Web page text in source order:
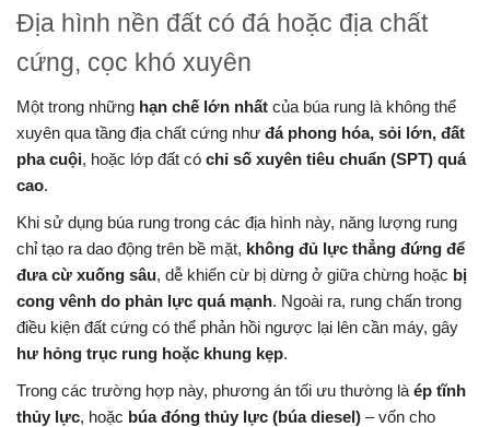
Địa hình nền đất có đá hoặc địa chất
cứng, cọc khó xuyên
Một trong những hạn chế lớn nhất của búa rung là không thể
xuyên qua tầng địa chất cứng như đá phong hóa, sỏi lớn, đất
pha cuội, hoặc lớp đất có chỉ số xuyên tiêu chuẩn (SPT) quá
cao.
Khi sử dụng búa rung trong các địa hình này, năng lượng rung
chỉ tạo ra dao động trên bề mặt, không đủ lực thẳng đứng để
đưa cừ xuống sâu, dễ khiến cừ bị dừng ở giữa chừng hoặc bị
cong vênh do phản lực quá mạnh. Ngoài ra, rung chấn trong
điều kiện đất cứng có thể phản hồi ngược lại lên cần máy, gây
hư hỏng trục rung hoặc khung kẹp.
Trong các trường hợp này, phương án tối ưu thường là ép tĩnh
thủy lực, hoặc búa đóng thủy lực (búa diesel) – vốn cho